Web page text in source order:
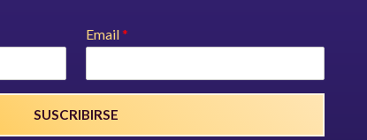
Email*
SUSCRIBIRSE